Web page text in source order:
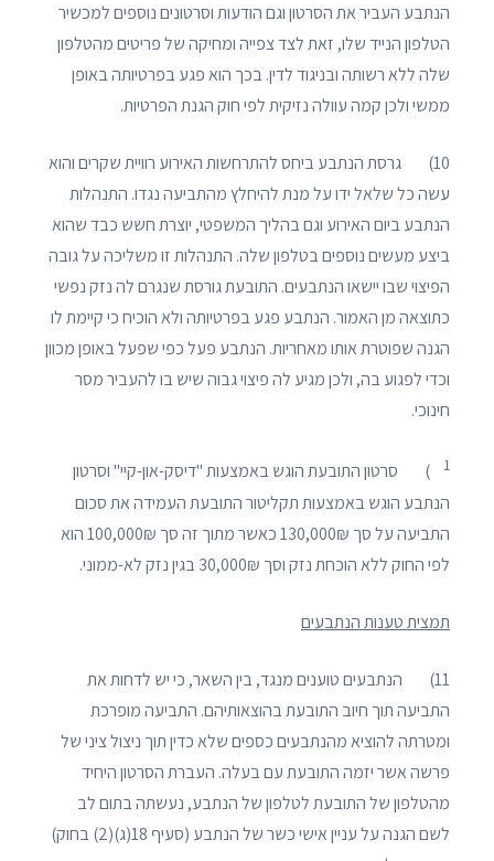
הנתבע העביר את הסרטון וגם הודעות וסרטונים נוספים למכשיר
הטלפון הנייד שלו, זאת לצד צפייה ומחיקה של פריטים מהטלפון
שלה ללא רשותה ובניגוד לדין. בכך הוא פגע בפרטיותה באופן
ממשי ולכן קמה עוולה נזיקית לפי חוק הגנת הפרטיות.
10) גרסת הנתבע ביחס להתרחשות האירוע רוויית שקרים והוא
עשה כל שלאל ידו על מנת להיחלץ מהתביעה נגדו. התנהלות
הנתבע ביום האירוע וגם בהליך המשפטי, יוצרת חשש כבד שהוא
ביצע מעשים נוספים בטלפון שלה. התנהלות זו משליכה על גובה
הפיצוי שבו יישאו הנתבעים. התובעת גורסת שנגרם לה נזק נפשי
כתוצאה מן האמור. הנתבע פגע בפרטיותה ולא הוכיח כי קיימת לו
הגנה שפוטרת אותו מאחריות. הנתבע פעל כפי שפעל באופן מכוון
וכדי לפגוע בה, ולכן מגיע לה פיצוי גבוה שיש בו להעביר מסר
חינוכי.
1
) סרטון התובעת הוגש באמצעות "דיסק-און-קיי" וסרטון
הנתבע הוגש באמצעות תקליטור התובעת העמידה את סכום
התביעה על סך 130,000₪ כאשר מתוך זה סך 100,000₪ הוא
לפי החוק ללא הוכחת נזק וסך 30,000₪ בגין נזק לא-ממוני.
תמצית טענות הנתבעים
11) הנתבעים טוענים מנגד, בין השאר, כי יש לדחות את
התביעה תוך חיוב התובעת בהוצאותיהם. התביעה מופרכת
ומטרתה להוציא מהנתבעים כספים שלא כדין תוך ניצול ציני של
פרשה אשר יזמה התובעת עם בעלה. העברת הסרטון היחיד
מהטלפון של התובעת לטלפון של הנתבע, נעשתה בתום לב
לשם הגנה על עניין אישי כשר של הנתבע (סעיף 18(ג)(2) בחוק)